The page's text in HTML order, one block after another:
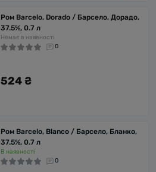
Ром Barcelo, Dorado / Барсело, Дорадо,
37.5%, 0.7 л
Немає в наявності
0
524 ₴
Ром Barcelo, Blanco / Барсело, Бланко,
37.5%, 0.7 л
В наявності
0